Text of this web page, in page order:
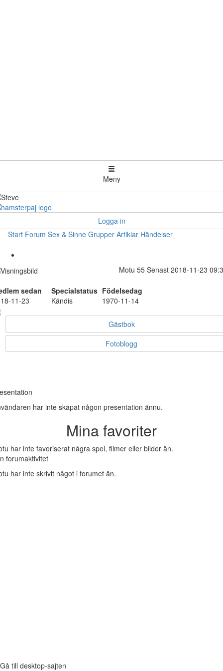
Meny
Logga in
Start Forum Sex & Sinne Grupper Artiklar Händelser
Motu 55 Senast 2018-11-23
sedan Specialstatus Födelsedag
11-23
Kändis 1970-11-14
Gästbok
Fotoblogg
har inte skapat någon presentation ännu.
Mina favoriter
har inte favoriserat några spel, filmer eller bilder än.
forumaktivitet
har inte skrivit något i forumet än.
Gå till desktop-sajten